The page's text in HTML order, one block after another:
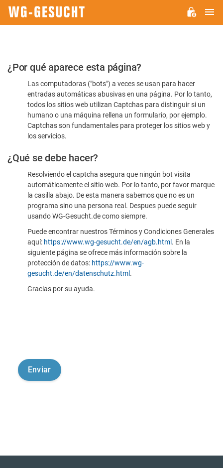
Por
favor,
confirme
humano
¿Por qué aparece esta página?
Las computadoras ("bots") a veces se usan para hacer
entradas automáticas abusivas en una página. Por lo tanto,
todos los sitios web utilizan Captchas para distinguir si un
humano o una máquina rellena un formulario, por ejemplo.
Captchas son fundamentales para proteger los sitios web y
los servicios.
¿Qué se debe hacer?
Resolviendo el captcha asegura que ningún bot visita
automáticamente el sitio web. Por lo tanto, por favor marque
la casilla abajo. De esta manera sabemos que no es un
programa sino una persona real. Despues puede seguir
usando WG-Gesucht.de como siempre.
Puede encontrar nuestros Términos y Condiciones Generales
aquí: https://www.wg-gesucht.de/en/agb.html . En la
siguiente página se ofrece más información sobre la
protección de datos: https://www.wg-
gesucht.de/en/datenschutz.html .
Gracias por su ayuda.